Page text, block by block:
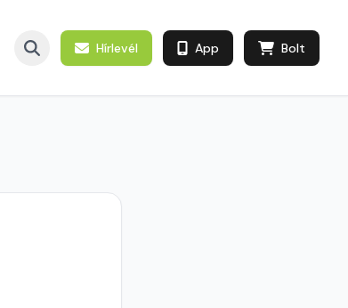
Hírlevél App Bolt